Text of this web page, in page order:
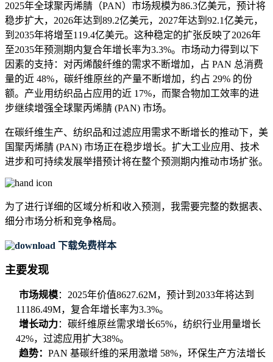
2025年全球聚丙烯腈（PAN）市场规模为86.3亿美元，预计将
稳步扩大，2026年达到89.2亿美元，2027年达到92.1亿美元，
到2035年将增至119.4亿美元。这种稳定的扩张反映了2026年
至2035年预测期内复合年增长率为3.3%。市场动力得到以下
因素的支持：对丙烯酸纤维的需求不断增加，占 PAN 总消费
量的近 48%，碳纤维原丝的产量不断增加，约占 29% 的份
额。产业用纺织品占应用的近 17%，而聚合物加工效率的进
步继续增强全球聚丙烯腈 (PAN) 市场。
在碳纤维生产、纺织品和过滤应用需求不断增长的推动下，美
国聚丙烯腈 (PAN) 市场正在稳步增长。扩大工业应用、技术
进步和可持续发展举措预计将在整个预测期内推动市场扩张。
为了进行详细的区域分析和收入预测，我需要完整的数据表、
细分市场分析和竞争格局。
下载免费样本
主要发现
市场规模：2025年价值8627.62M，预计到2033年将达到
11186.49M，复合年增长率为3.3%。
增长动力：碳纤维原丝需求增长65%，纺织行业用量增长
42%，过滤应用扩大38%。
趋势： PAN 基碳纤维的采用激增 58%，环保生产方法增长